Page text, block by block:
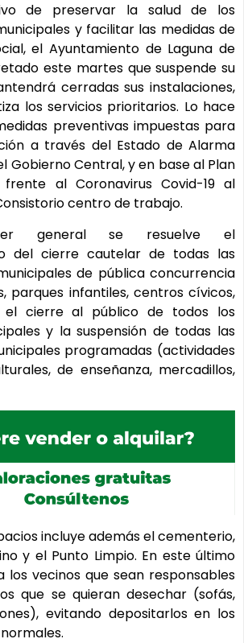
de preservar la salud de los
y facilitar las medidas de
el Ayuntamiento de Laguna de
este martes que suspende su
cerradas sus instalaciones,
los servicios prioritarios. Lo hace
preventivas impuestas para
a través del Estado de Alarma
Gobierno Central, y en base al Plan
al Coronavirus Covid-19 al
centro de trabajo.
general se resuelve el
del cierre cautelar de todas las
de pública concurrencia
parques infantiles, centros cívicos,
cierre al público de todos los
y la suspensión de todas las
programadas (actividades
de enseñanza, mercadillos,
incluye además el cementerio,
y el Punto Limpio. En este último
los vecinos que sean responsables
que se quieran desechar (sofás,
evitando depositarlos en los